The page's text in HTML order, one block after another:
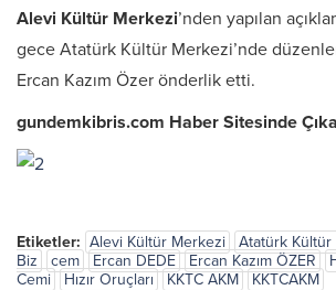
Alevi Kültür Merkezi’nden yapılan
gece Atatürk Kültür Merkezi’nde
Ercan Kazım Özer önderlik etti.
gundemkibris.com Haber Sitesinde
Etiketler: Alevi Kültür Merkezi Atatürk
Biz
cem Ercan DEDE Ercan Kazım ÖZER
Cemi
Hızır Oruçları KKTC AKM KKTCAKM